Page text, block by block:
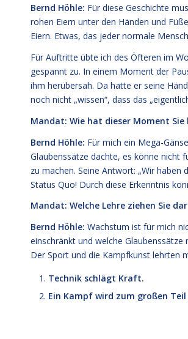
Bernd Höhle: Für diese Geschichte
rohen Eiern unter den Händen und
Eiern. Etwas, das jeder normale
Für Auftritte übte ich des Öfteren im
gespannt zu. In einem Moment der
ihm herübersah. Da hatte er seine
noch nicht „wissen“, dass das
Mandat: Wie hat dieser Moment Sie
Bernd Höhle: Für mich ein Mega-
Glaubenssätze dachte, es könne nicht
zu machen. Seine Antwort: „Wir
Status Quo! Durch diese Erkenntnis
Mandat: Welche Lehre ziehen Sie
Bernd Höhle: Wachstum ist für mich
einschränkt und welche Glaubenssätze
Der Sport und die Kampfkunst lehrten
Technik schlägt Kraft.
Ein Kampf wird zum großen